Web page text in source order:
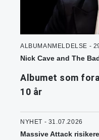
ALBUMANMELDELSE -
Nick Cave and The
Albumet som
10 år
NYHET - 31.07.2026
Massive Attack